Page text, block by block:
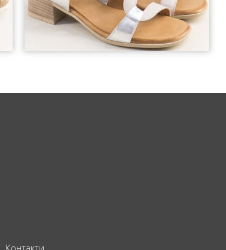
Контакти